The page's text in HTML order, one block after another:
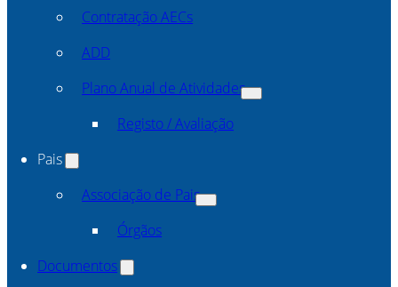
Contratação AECs
ADD
Plano Anual de Atividades
Registo / Avaliação
Pais
Associação de Pais
Órgãos
Documentos